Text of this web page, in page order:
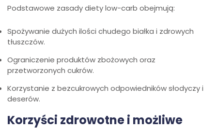
Podstawowe zasady diety low-carb obejmują:
Spożywanie dużych ilości chudego białka i zdrowych
tłuszczów.
Ograniczenie produktów zbożowych oraz
przetworzonych cukrów.
Korzystanie z bezcukrowych odpowiedników słodyczy i
deserów.
Korzyści zdrowotne i możliwe